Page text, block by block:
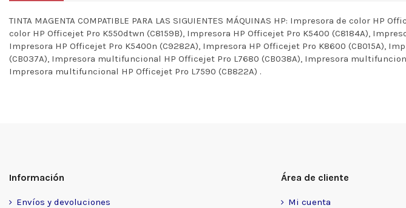
TINTA MAGENTA COMPATIBLE PARA LAS SIGUIENTES MÁQUINAS HP: Impresora de color
color HP Officejet Pro K550dtwn (C8159B), Impresora HP Officejet Pro K5400 (C8184A),
Impresora HP Officejet Pro K5400n (C9282A), Impresora HP Officejet Pro K8600 (CB015A),
(CB037A), Impresora multifuncional HP Officejet Pro L7680 (CB038A), Impresora
Impresora multifuncional HP Officejet Pro L7590 (CB822A) .
Información
Envíos y devoluciones
Área de cliente
Mi cuenta